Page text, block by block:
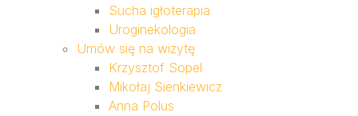
Sucha igłoterapia
Uroginekologia
Umów się na wizytę
Krzysztof Sopel
Mikołaj Sienkiewicz
Anna Polus